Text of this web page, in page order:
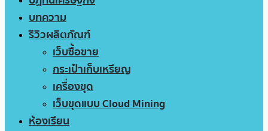
บทความ
รีวิวผลิตภัณฑ์
เว็บซื้อขาย
กระเป๋าเก็บเหรียญ
เครื่องขุด
เว็บขุดแบบ Cloud Mining
ห้องเรียน